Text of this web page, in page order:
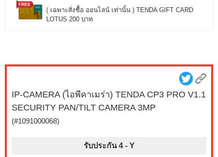
( เฉพาะสั่งซื้อ ออนไลน์ เท่านั้น ) TENDA GIFT CARD
LOTUS 200 บาท
IP-CAMERA (ไอพีคาเมร่า) TENDA CP3 PRO V1.1
SECURITY PAN/TILT CAMERA 3MP
(#1091000068)
รับประกัน 4 - Y